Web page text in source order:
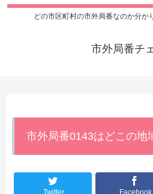
どの市区町村の市外局番なのか分か
市外局番チ
市外局番0143はどこの地